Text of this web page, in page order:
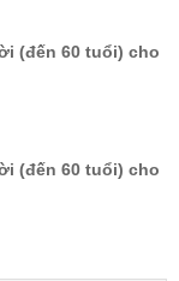
(đến 60 tuổi) cho
(đến 60 tuổi) cho